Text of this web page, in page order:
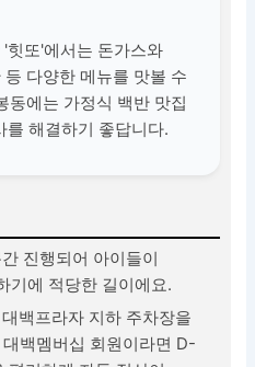
힛또'에서는 돈가스와
다양한 메뉴를 맛볼 수
동에는 가정식 백반 맛집
를 해결하기 좋답니다.
진행되어 아이들이
기에 적당한 길이에요.
백프라자 지하 주차장을
백멤버십 회원이라면 D-